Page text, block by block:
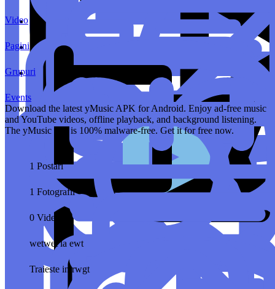
Video
Pagini
Grupuri
Events
Download the latest yMusic APK for Android. Enjoy ad-free music
and YouTube videos, offline playback, and background listening.
The yMusic app is 100% malware-free. Get it for free now.
1 Postari
1 Fotografii
0 Video
wetwet la ewt
Traieste inrwgt